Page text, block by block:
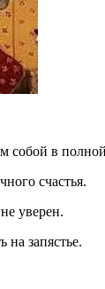
собой в
счастья.
уверен.
на запястье.